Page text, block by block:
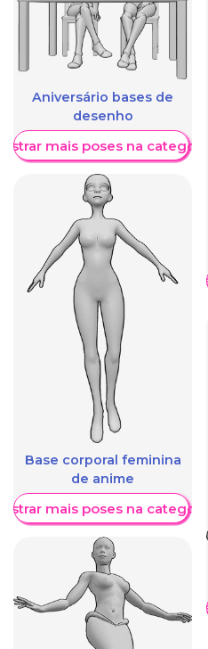
Aniversário bases de
desenho
mais poses na categoria
Base corporal feminina
de anime
mais poses na categoria